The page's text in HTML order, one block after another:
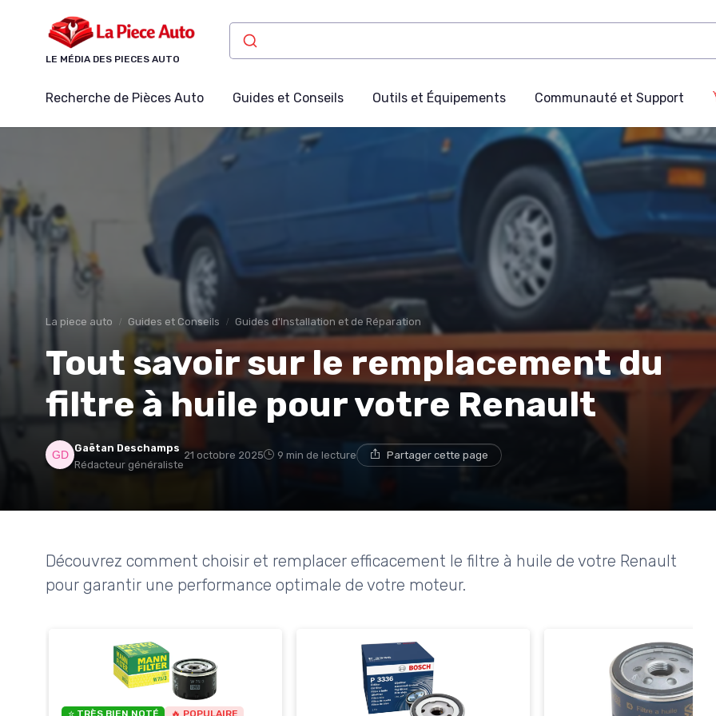
LE MÉDIA DES PIECES AUTO
Recherche de Pièces Auto Guides et Conseils Outils et Équipements Communauté et Support
La piece auto Guides et Conseils Guides d'Installation et de Réparation
Tout savoir sur le remplacement du
filtre à huile pour votre Renault
Gaëtan Deschamps
Rédacteur généraliste
21 octobre 2025 9 min de lecture Partager cette page
Découvrez comment choisir et remplacer efficacement le filtre à huile de votre Renault
pour garantir une performance optimale de votre moteur.